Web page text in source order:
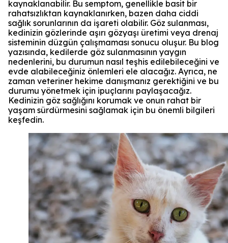
kaynaklanabilir. Bu semptom, genellikle basit bir
rahatsızlıktan kaynaklanırken, bazen daha ciddi
sağlık sorunlarının da işareti olabilir. Göz sulanması,
kedinizin gözlerinde aşırı gözyaşı üretimi veya drenaj
sisteminin düzgün çalışmaması sonucu oluşur. Bu blog
yazısında, kedilerde göz sulanmasının yaygın
nedenlerini, bu durumun nasıl teşhis edilebileceğini ve
evde alabileceğiniz önlemleri ele alacağız. Ayrıca, ne
zaman veteriner hekime danışmanız gerektiğini ve bu
durumu yönetmek için ipuçlarını paylaşacağız.
Kedinizin göz sağlığını korumak ve onun rahat bir
yaşam sürdürmesini sağlamak için bu önemli bilgileri
keşfedin.